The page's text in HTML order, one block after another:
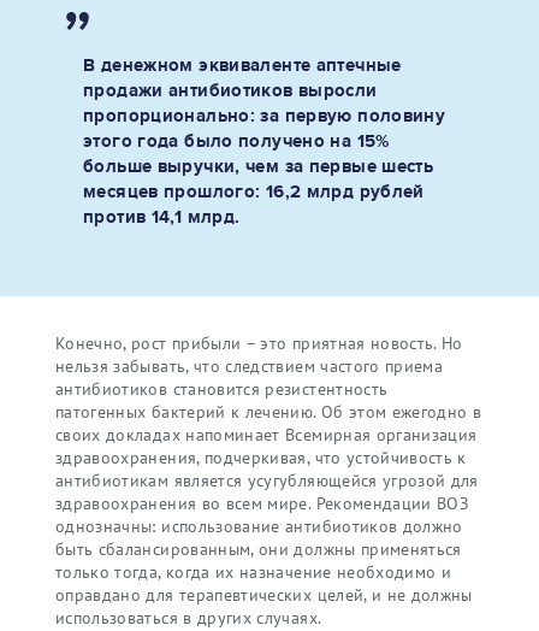
В денежном эквиваленте аптечные
продажи антибиотиков выросли
пропорционально: за первую половину
этого года было получено на 15%
больше выручки, чем за первые шесть
месяцев прошлого: 16,2 млрд рублей
против 14,1 млрд.
Конечно, рост прибыли – это приятная новость. Но
нельзя забывать, что следствием частого приема
антибиотиков становится резистентность
патогенных бактерий к лечению. Об этом ежегодно в
своих докладах напоминает Всемирная организация
здравоохранения, подчеркивая, что устойчивость к
антибиотикам является усугубляющейся угрозой для
здравоохранения во всем мире. Рекомендации ВОЗ
однозначны: использование антибиотиков должно
быть сбалансированным, они должны применяться
только тогда, когда их назначение необходимо и
оправдано для терапевтических целей, и не должны
использоваться в других случаях.